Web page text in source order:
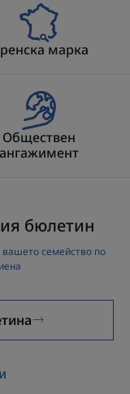
Mono
и са подходящи
размери
пространства
от
марка
Обществен
ангажимент
бюлетин
вашето семейство по